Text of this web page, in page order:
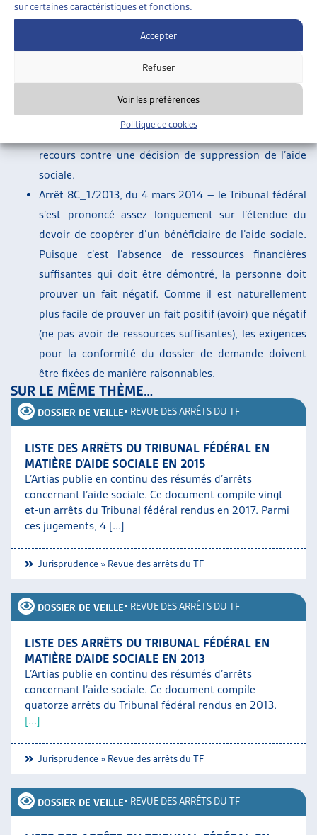
sur certaines caractéristiques et fonctions.
Accepter
Refuser
Voir les préférences
Politique de cookies
de succès du recours, mais également les intérêts en
présence. Il en ressort que dans la mesure où le
besoins élémentaires pour survivre d’une manière
conforme aux exigences de la dignité humaine, l’effet
recours contre une décision de suppression de l’aide
sociale.
Arrêt 8C_1/2013, du 4 mars 2014 – le Tribunal fédéral
s’est prononcé assez longuement sur l’étendue du
devoir de coopérer d’un bénéficiaire de l’aide sociale.
Puisque c’est l’absence de ressources financières
suffisantes qui doit être démontré, la personne doit
prouver un fait négatif. Comme il est naturellement
plus facile de prouver un fait positif (avoir) que négatif
(ne pas avoir de ressources suffisantes), les exigences
pour la conformité du dossier de demande doivent
être fixées de manière raisonnables.
SUR LE MÊME THÈME…
DOSSIER DE VEILLE• REVUE DES ARRÊTS DU TF
LISTE DES ARRÊTS DU TRIBUNAL FÉDÉRAL EN
MATIÈRE D’AIDE SOCIALE EN 2015
L’Artias publie en continu des résumés d’arrêts
concernant l’aide sociale. Ce document compile vingt-
et-un arrêts du Tribunal fédéral rendus en 2017. Parmi
ces jugements, 4 [...]
Jurisprudence » Revue des arrêts du TF
DOSSIER DE VEILLE• REVUE DES ARRÊTS DU TF
LISTE DES ARRÊTS DU TRIBUNAL FÉDÉRAL EN
MATIÈRE D’AIDE SOCIALE EN 2013
L’Artias publie en continu des résumés d’arrêts
concernant l’aide sociale. Ce document compile
quatorze arrêts du Tribunal fédéral rendus en 2013.
[...]
Jurisprudence » Revue des arrêts du TF
DOSSIER DE VEILLE• REVUE DES ARRÊTS DU TF